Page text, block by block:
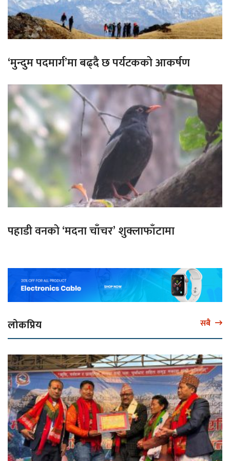
‘मुन्दुम पदमार्ग’मा बढ्दै छ पर्यटकको आकर्षण
पहाडी वनको ‘मदना चाँचर’ शुक्लाफाँटामा
लोकप्रिय सबै